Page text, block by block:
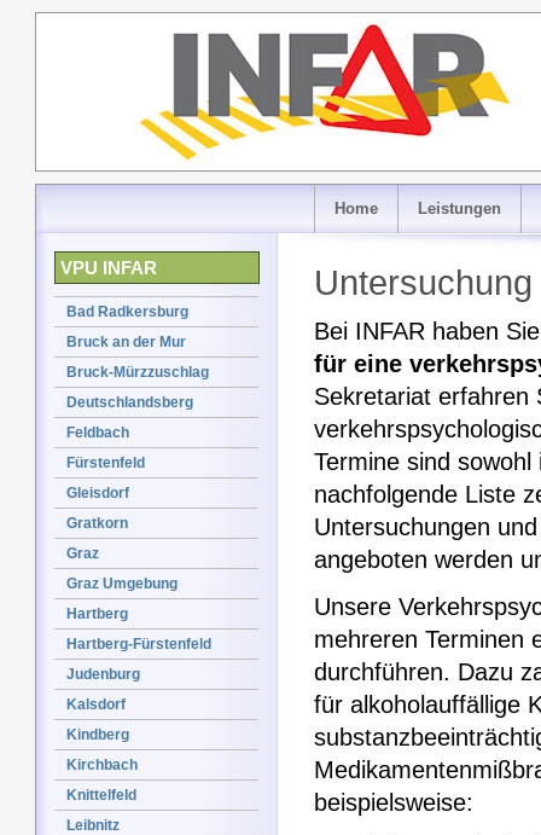
Home Leistungen
VPU INFAR
Bad Radkersburg
Bruck an der Mur
Bruck-Mürzzuschlag
Deutschlandsberg
Feldbach
Fürstenfeld
Gleisdorf
Gratkorn
Graz
Graz Umgebung
Hartberg
Hartberg-Fürstenfeld
Judenburg
Kalsdorf
Kindberg
Kirchbach
Knittelfeld
Leibnitz
Bei INFAR haben
für eine
Sekretariat erfahren
Termine sind
nachfolgende Liste
Untersuchungen
angeboten werden
Unsere
mehreren Terminen
durchführen. Dazu
für alkoholauffällige
beispielsweise: